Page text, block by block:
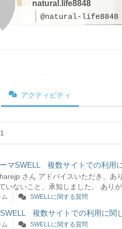
natural.life8848
@natural-life8848
アクティビティ
マSWELL 複数サイトでの利用
さん アドバイスいただき、あ
いないこと、承知しました。 あり
ム SWELLに関する質問
複数サイトでの利用に関
ム SWELLに関する質問